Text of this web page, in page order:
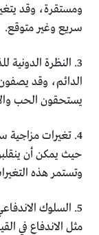
ومستقرة، وقد
سريع وغير متوقع.
3. النظرة
الدائم، وقد
يستحقون الحب
4. تغيرات مزاجية
حيث يمكن أن
وتستمر هذه
5. السلوك
مثل الاندفاع في